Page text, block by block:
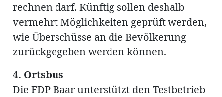
rechnen darf. Künftig sollen deshalb
vermehrt Möglichkeiten geprüft werden,
wie Überschüsse an die Bevölkerung
zurückgegeben werden können.
4. Ortsbus
Die FDP Baar unterstützt den Testbetrieb